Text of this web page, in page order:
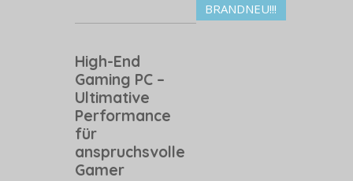
BRANDNEU!!!
High-End
Gaming PC –
Ultimative
Performance
für
anspruchsvolle
Gamer